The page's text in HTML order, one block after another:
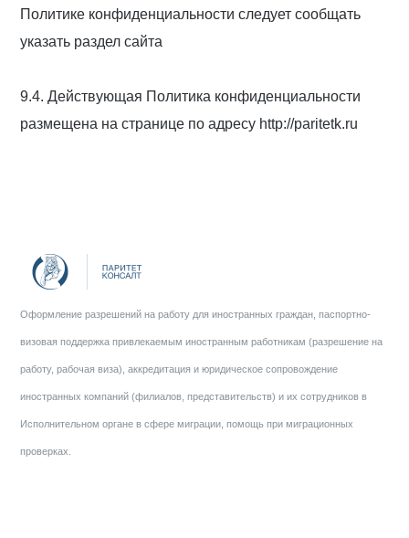
Политике конфиденциальности следует сообщать
указать раздел сайта
9.4. Действующая Политика конфиденциальности
размещена на странице по адресу http://paritetk.ru
Оформление разрешений на работу для иностранных граждан, паспортно-
визовая поддержка привлекаемым иностранным работникам (разрешение на
работу, рабочая виза), аккредитация и юридическое сопровождение
иностранных компаний (филиалов, представительств) и их сотрудников в
Исполнительном органе в сфере миграции, помощь при миграционных
проверках.